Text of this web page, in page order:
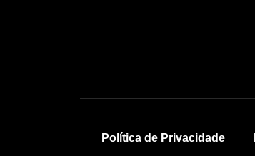
Política de Privacidade